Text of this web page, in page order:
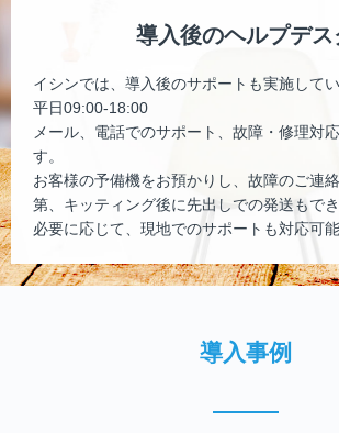
導入後のヘルプデス
イシンでは、導入後のサポートも実施してい
平日09:00-18:00
メール、電話でのサポート、故障・修理対
す。
お客様の予備機をお預かりし、故障のご連
第、キッティング後に先出しでの発送もでき
必要に応じて、現地でのサポートも対応可能
導入事例